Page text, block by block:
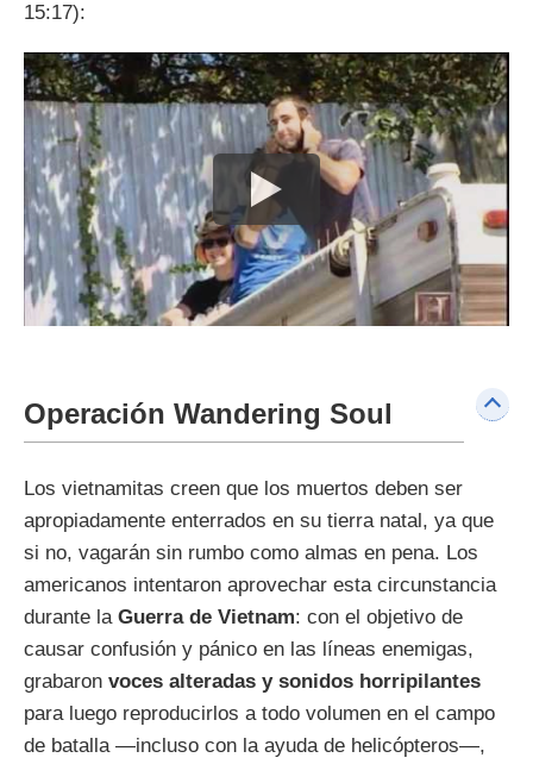
15:17):
Operación Wandering Soul
Los vietnamitas creen que los muertos deben ser
apropiadamente enterrados en su tierra natal, ya que
si no, vagarán sin rumbo como almas en pena. Los
americanos intentaron aprovechar esta circunstancia
durante la Guerra de Vietnam: con el objetivo de
causar confusión y pánico en las líneas enemigas,
grabaron voces alteradas y sonidos horripilantes
para luego reproducirlos a todo volumen en el campo
de batalla —incluso con la ayuda de helicópteros—,